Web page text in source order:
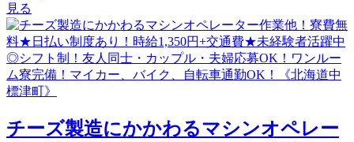
見る
チーズ製造にかかわるマシンオペレー